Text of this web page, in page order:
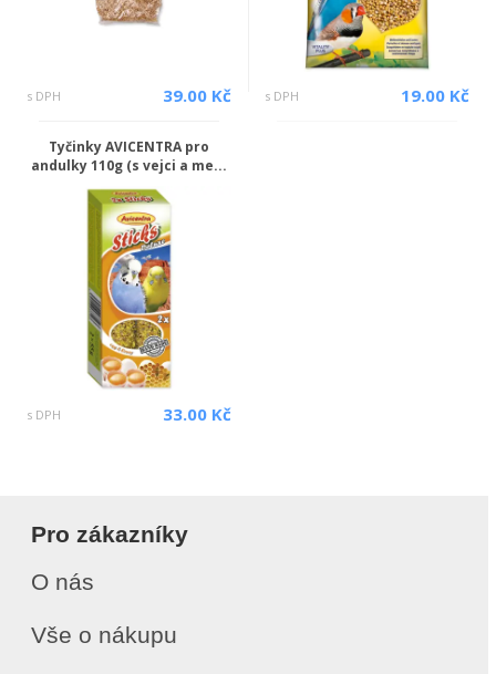
s DPH 39.00 Kč s DPH 19.00 Kč
Tyčinky AVICENTRA pro
andulky 110g (s vejci a me...
s DPH 33.00 Kč
Pro zákazníky
O nás
Vše o nákupu